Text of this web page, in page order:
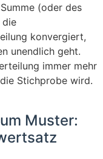
(oder des
die
konvergiert,
unendlich geht.
immer mehr
Stichprobe wird.
Muster: